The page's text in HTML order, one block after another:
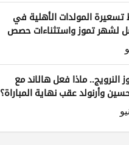
تسعيرة المولدات الأهلية في
لشهر تموز واستثناءات حصص
النرويج.. ماذا فعل هالاند مع
وأرنولد عقب نهاية المباراة؟